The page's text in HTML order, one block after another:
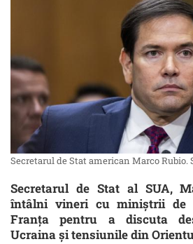
Secretarul de Stat american Marco Rubio.
Secretarul de Stat al SUA,
întâlni vineri cu miniștrii de
Franța pentru a discuta
Ucraina și tensiunile din